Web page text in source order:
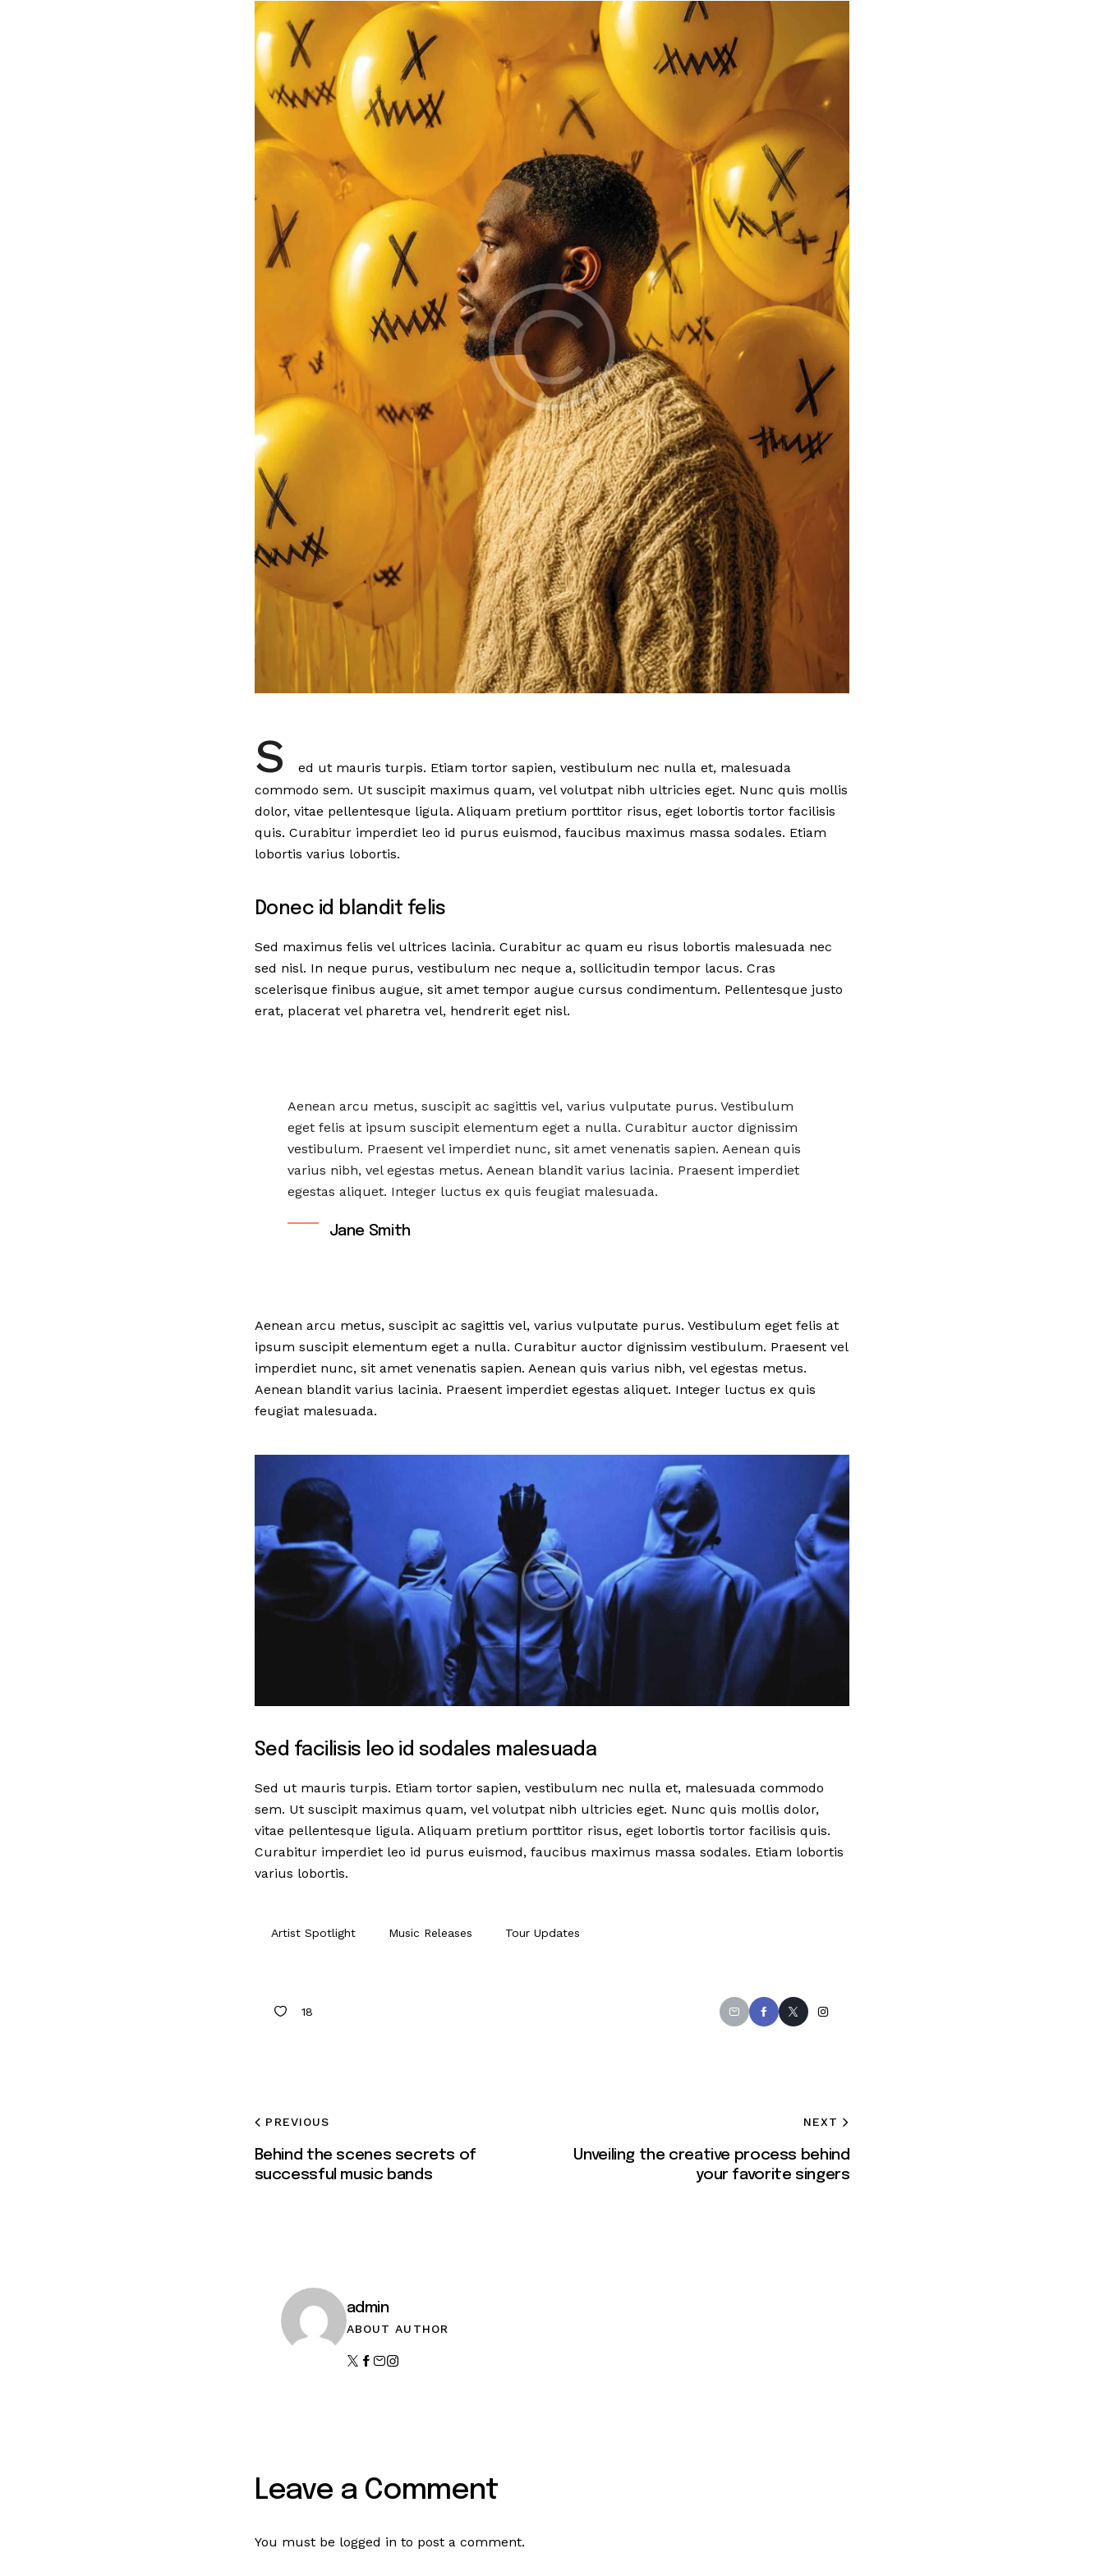
S
ed ut mauris turpis. Etiam tortor sapien, vestibulum nec nulla et, malesuada
commodo sem. Ut suscipit maximus quam, vel volutpat nibh ultricies eget. Nunc quis mollis
dolor, vitae pellentesque ligula. Aliquam pretium porttitor risus, eget lobortis tortor facilisis
quis. Curabitur imperdiet leo id purus euismod, faucibus maximus massa sodales. Etiam
lobortis varius lobortis.
Donec id blandit felis
Sed maximus felis vel ultrices lacinia. Curabitur ac quam eu risus lobortis malesuada nec
sed nisl. In neque purus, vestibulum nec neque a, sollicitudin tempor lacus. Cras
scelerisque finibus augue, sit amet tempor augue cursus condimentum. Pellentesque justo
erat, placerat vel pharetra vel, hendrerit eget nisl.
Aenean arcu metus, suscipit ac sagittis vel, varius vulputate purus. Vestibulum
eget felis at ipsum suscipit elementum eget a nulla. Curabitur auctor dignissim
vestibulum. Praesent vel imperdiet nunc, sit amet venenatis sapien. Aenean quis
varius nibh, vel egestas metus. Aenean blandit varius lacinia. Praesent imperdiet
egestas aliquet. Integer luctus ex quis feugiat malesuada.
Jane Smith
Aenean arcu metus, suscipit ac sagittis vel, varius vulputate purus. Vestibulum eget felis at
ipsum suscipit elementum eget a nulla. Curabitur auctor dignissim vestibulum. Praesent vel
imperdiet nunc, sit amet venenatis sapien. Aenean quis varius nibh, vel egestas metus.
Aenean blandit varius lacinia. Praesent imperdiet egestas aliquet. Integer luctus ex quis
feugiat malesuada.
Sed facilisis leo id sodales malesuada
Sed ut mauris turpis. Etiam tortor sapien, vestibulum nec nulla et, malesuada commodo
sem. Ut suscipit maximus quam, vel volutpat nibh ultricies eget. Nunc quis mollis dolor,
vitae pellentesque ligula. Aliquam pretium porttitor risus, eget lobortis tortor facilisis quis.
Curabitur imperdiet leo id purus euismod, faucibus maximus massa sodales. Etiam lobortis
varius lobortis.
Artist Spotlight Music Releases Tour Updates
18
PREVIOUS
Behind the scenes secrets of
successful music bands
NEXT
Unveiling the creative process behind
your favorite singers
admin
ABOUT AUTHOR
Leave a Comment
You must be logged in to post a comment.